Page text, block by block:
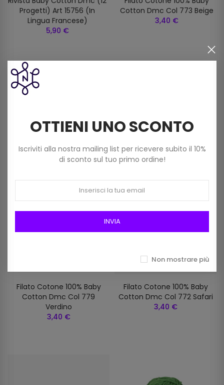
Progetti) Art 15756 (in
Lingua Francese)
5,90 €
Cotton Dmc Col 773 Beige
3,40 €
I clienti che hanno acquistato
comprato anche:
Filato Cotone 100% Baby
Cotton Dmc Col 779
Verdino
3,40 €
Filato Cotone 100% Baby
Cotton Dmc Col 772 Safari
3,40 €
OTTIENI UNO SCONTO
Iscriviti alla nostra mailing list per ricevere subito il 10%
di sconto sul tuo primo ordine!
INVIA
Non mostrare più